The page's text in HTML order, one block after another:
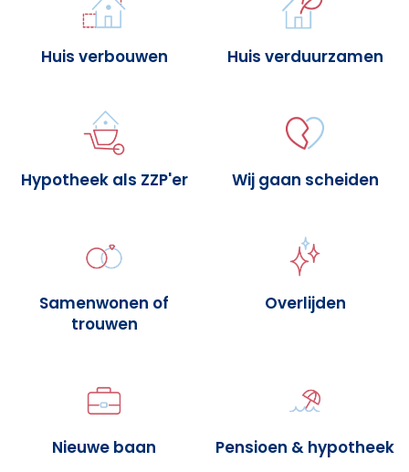
Huis verbouwen Huis verduurzamen
Hypotheek als ZZP'er Wij gaan scheiden
Samenwonen of
trouwen
Overlijden
Nieuwe baan Pensioen & hypotheek